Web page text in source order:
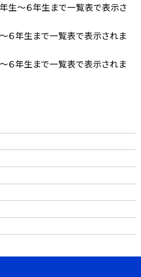
生〜６年生まで一覧表で表示さ
６年生まで一覧表で表示されま
６年生まで一覧表で表示されま